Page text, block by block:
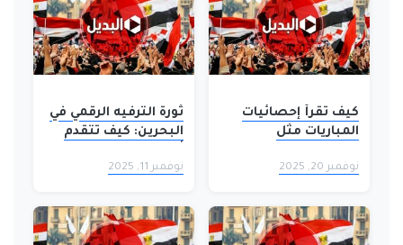
كيف تقرأ إحصائيات
المباريات مثل
لمشجعي كرة القدم
نوفمبر 20, 2025
ثورة الترفيه الرقمي في
البحرين: كيف تتقدم
في 2025؟
نوفمبر 11, 2025